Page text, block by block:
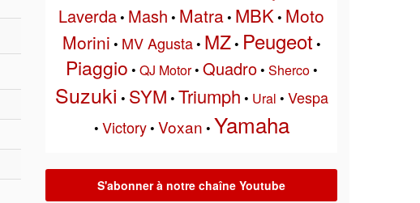
Laverda• Mash • Matra• MBK • Moto
Morini • MV Agusta• MZ• Peugeot •
Piaggio • QJ Motor• Quadro• Sherco•
Suzuki • SYM • Triumph • Ural • Vespa
• Victory• Voxan • Yamaha